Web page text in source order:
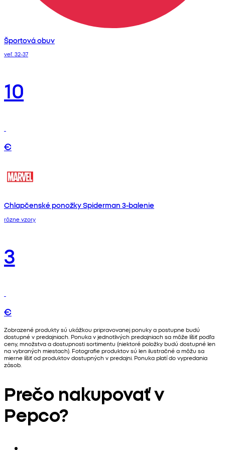
Športová obuv
veľ. 32-37
10
€
Chlapčenské ponožky Spiderman 3-balenie
rôzne vzory
3
€
Zobrazené produkty sú ukážkou pripravovanej ponuky a postupne budú
dostupné v predajniach. Ponuka v jednotlivých predajniach sa môže líšiť podľa
ceny, množstva a dostupnosti sortimentu (niektoré položky budú dostupné len
na vybraných miestach). Fotografie produktov sú len ilustračné a môžu sa
mierne líšiť od produktov dostupných v predajni. Ponuka platí do vypredania
zásob.
Prečo nakupovať v
Pepco?